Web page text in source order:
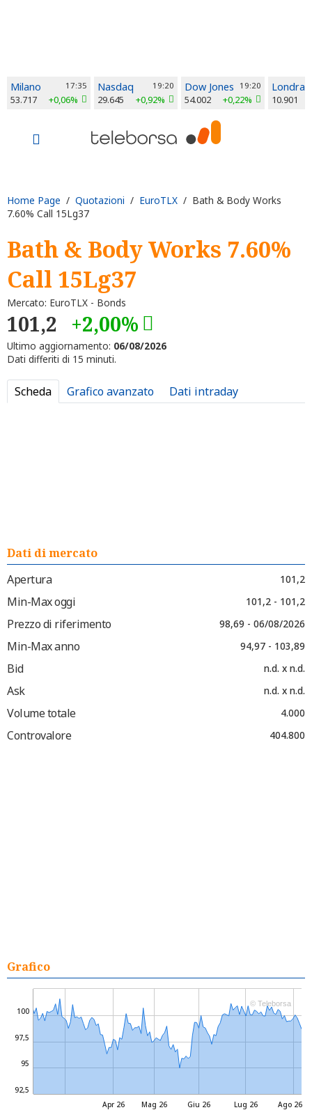
Milano 17:35
53.717 +0,06%
Nasdaq 19:20
29.645 +0,92%
Dow Jones 19:20
54.002 +0,22%
Londra
10.901
Home Page / Quotazioni / EuroTLX / Bath & Body Works
7.60% Call 15Lg37
Bath & Body Works 7.60%
Call 15Lg37
Mercato: EuroTLX - Bonds
101,2 +2,00%
Ultimo aggiornamento: 06/08/2026
Dati differiti di 15 minuti.
Scheda Grafico avanzato Dati intraday
Dati di mercato
Apertura
101,2
Min-Max oggi 101,2 - 101,2
Prezzo di riferimento 98,69 - 06/08/2026
Min-Max anno 94,97 - 103,89
Bid n.d. x n.d.
Ask n.d. x n.d.
Volume totale 4.000
Controvalore 404.800
Grafico
Mag 26 Lug 26
Apr 26 Giu 26 Ago 26
92,5
95
97,5
100
© Teleborsa